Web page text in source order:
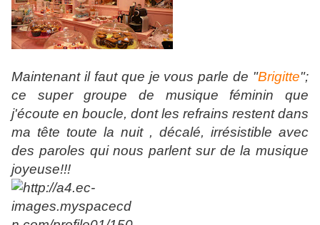
Maintenant il faut que je vous parle de "Brigitte";
ce super groupe de musique féminin que
j'écoute en boucle, dont les refrains restent dans
ma tête toute la nuit , décalé, irrésistible avec
des paroles qui nous parlent sur de la musique
joyeuse!!!